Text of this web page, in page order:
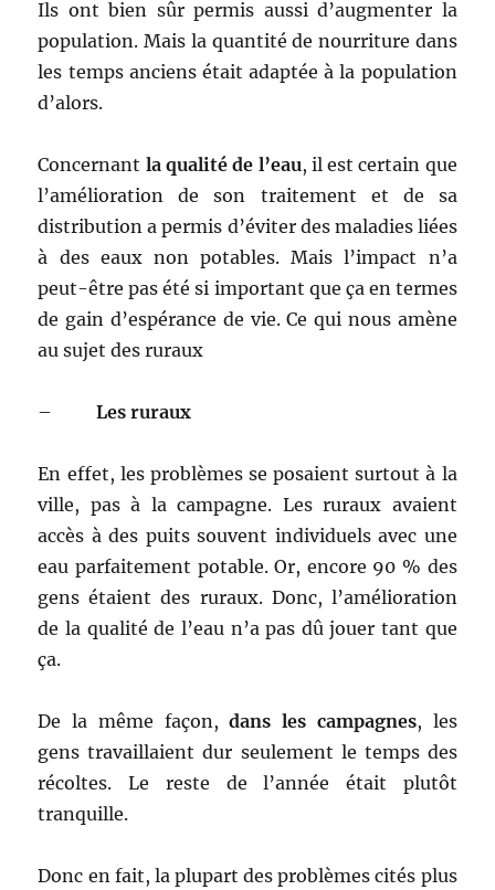
Ils ont bien sûr permis aussi d’augmenter la
population. Mais la quantité de nourriture dans
les temps anciens était adaptée à la population
d’alors.
Concernant la qualité de l’eau, il est certain que
l’amélioration de son traitement et de sa
distribution a permis d’éviter des maladies liées
à des eaux non potables. Mais l’impact n’a
peut-être pas été si important que ça en termes
de gain d’espérance de vie. Ce qui nous amène
au sujet des ruraux
–Les ruraux
En effet, les problèmes se posaient surtout à la
ville, pas à la campagne. Les ruraux avaient
accès à des puits souvent individuels avec une
eau parfaitement potable. Or, encore 90 % des
gens étaient des ruraux. Donc, l’amélioration
de la qualité de l’eau n’a pas dû jouer tant que
ça.
De la même façon,dans les campagnes, les
gens travaillaient dur seulement le temps des
récoltes. Le reste de l’année était plutôt
tranquille.
Donc en fait, la plupart des problèmes cités plus